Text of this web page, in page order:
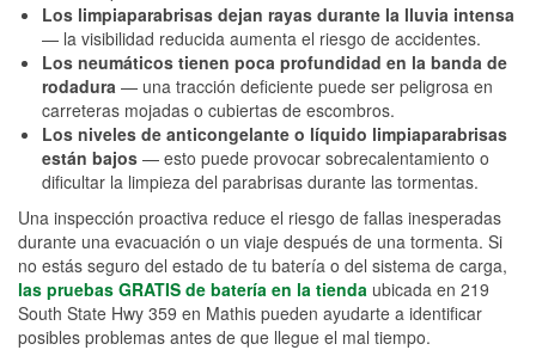
Los limpiaparabrisas dejan rayas durante la lluvia intensa
— la visibilidad reducida aumenta el riesgo de accidentes.
Los neumáticos tienen poca profundidad en la banda de
rodadura — una tracción deficiente puede ser peligrosa en
carreteras mojadas o cubiertas de escombros.
Los niveles de anticongelante o líquido limpiaparabrisas
están bajos — esto puede provocar sobrecalentamiento o
dificultar la limpieza del parabrisas durante las tormentas.
Una inspección proactiva reduce el riesgo de fallas inesperadas
durante una evacuación o un viaje después de una tormenta. Si
no estás seguro del estado de tu batería o del sistema de carga,
las pruebas GRATIS de batería en la tienda ubicada en 219
South State Hwy 359 en Mathis pueden ayudarte a identificar
posibles problemas antes de que llegue el mal tiempo.